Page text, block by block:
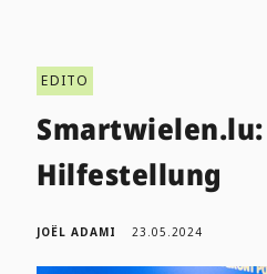
EDITO
Hilfestellung
JOËL ADAMI 23.05.2024